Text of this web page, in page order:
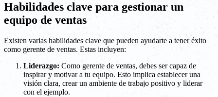
Habilidades clave para gestionar un
equipo de ventas
Existen varias habilidades clave que pueden ayudarte a tener éxito
como gerente de ventas. Estas incluyen:
Liderazgo: Como gerente de ventas, debes ser capaz de
inspirar y motivar a tu equipo. Esto implica establecer una
visión clara, crear un ambiente de trabajo positivo y liderar
con el ejemplo.